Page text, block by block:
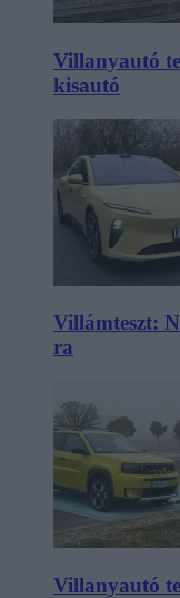
Villanyautó
kisautó
Villámteszt:
ra
Villanyautó